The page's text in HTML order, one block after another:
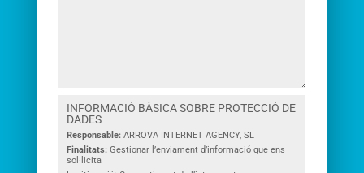
INFORMACIÓ BÀSICA SOBRE PROTECCIÓ DE
DADES
Responsable: ARROVA INTERNET AGENCY, SL
Finalitats:Gestionar l’enviament d’informació que ens
sol·licita